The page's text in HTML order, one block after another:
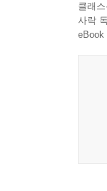
청혼
프리
클래
사락
eBook